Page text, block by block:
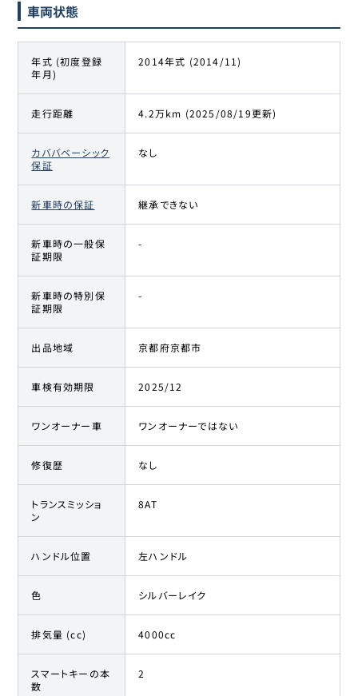
車両状態
年式 (初度登録
年月)
2014年式 (2014/11)
走行距離 4.2万km (2025/08/19更新)
カババベーシック
保証
なし
新車時の保証 継承できない
新車時の一般保
証期限
-
新車時の特別保
証期限
-
出品地域 京都府京都市
車検有効期限 2025/12
ワンオーナー車 ワンオーナーではない
修復歴 なし
トランスミッショ
ン
8AT
ハンドル位置 左ハンドル
色 シルバーレイク
排気量 (cc) 4000cc
スマートキーの本
数
2